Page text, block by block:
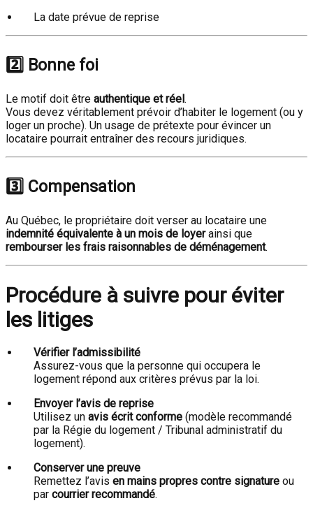
La date prévue de reprise
2️⃣ Bonne foi
Le motif doit être authentique et réel.
Vous devez véritablement prévoir d’habiter le logement (ou y
loger un proche). Un usage de prétexte pour évincer un
locataire pourrait entraîner des recours juridiques.
3️⃣ Compensation
Au Québec, le propriétaire doit verser au locataire une
indemnité équivalente à un mois de loyerainsi que
rembourser les frais raisonnables de déménagement.
Procédure à suivre pour éviter
les litiges
Vérifier l’admissibilité
Assurez-vous que la personne qui occupera le
logement répond aux critères prévus par la loi.
Envoyer l’avis de reprise
Utilisez un avis écrit conforme (modèle recommandé
par la Régie du logement / Tribunal administratif du
logement).
Conserver une preuve
Remettez l’avis en mains propres contre signature ou
par courrier recommandé.